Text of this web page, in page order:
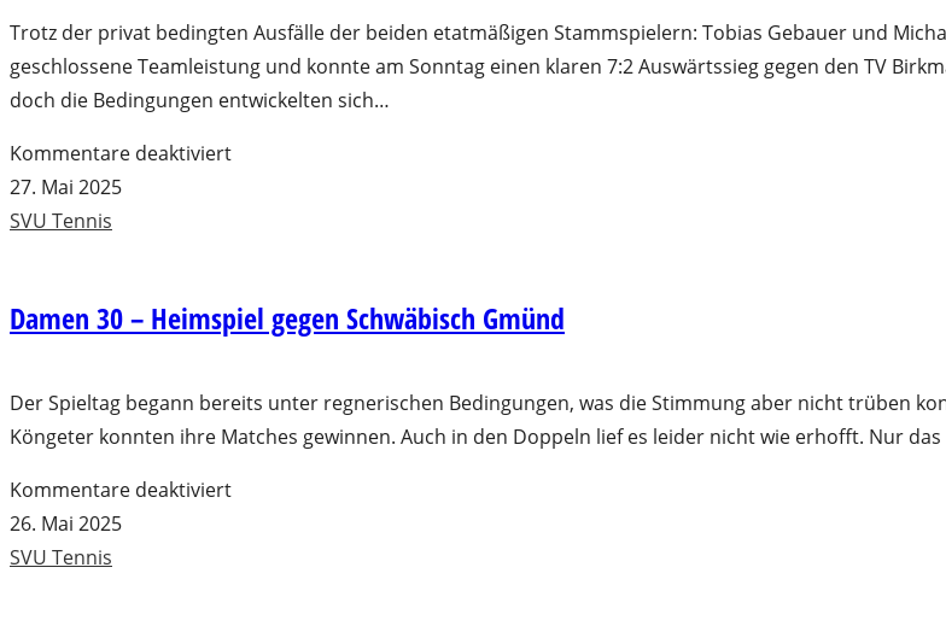
Damen
gegen
im
Trotz der privat bedingten Ausfälle der beiden etatmäßigen Stammspielern: Tobias Gebauer und
geschlossene Teamleistung und konnte am Sonntag einen klaren 7:2 Auswärtssieg gegen den TV
doch die Bedingungen entwickelten sich…
Kommentare deaktiviertfür
den
Birkmannsweiler
27. Mai 2025
SVU Tennis
Damen 30 – Heimspiel gegen Schwäbisch Gmünd
Der Spieltag begann bereits unter regnerischen Bedingungen, was die Stimmung aber nicht trüben
Köngeter konnten ihre Matches gewinnen. Auch in den Doppeln lief es leider nicht wie erhofft. Nur
Kommentare deaktiviertfür
26. Mai 2025
SVU Tennis